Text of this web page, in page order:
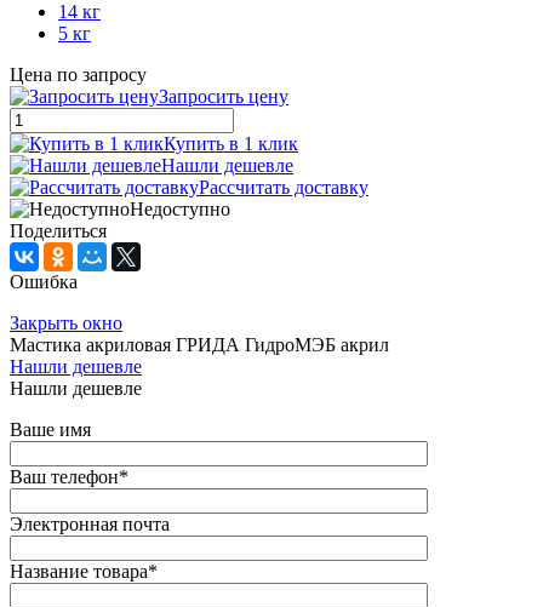
14 кг
5 кг
Цена по запросу
Запросить цену
Купить в 1 клик
Нашли дешевле
Рассчитать доставку
Недоступно
Поделиться
Ошибка
Закрыть окно
Мастика акриловая ГРИДА ГидроМЭБ акрил
Нашли дешевле
Нашли дешевле
Ваше имя
Ваш телефон*
Электронная почта
Название товара*